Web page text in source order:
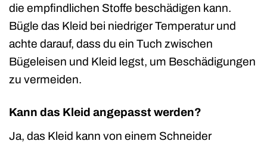
die empfindlichen Stoffe beschädigen kann.
Bügle das Kleid bei niedriger Temperatur und
achte darauf, dass du ein Tuch zwischen
Bügeleisen und Kleid legst, um Beschädigungen
zu vermeiden.
Kann das Kleid angepasst werden?
Ja, das Kleid kann von einem Schneider